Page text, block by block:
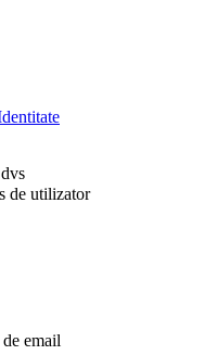
de utilizator
email